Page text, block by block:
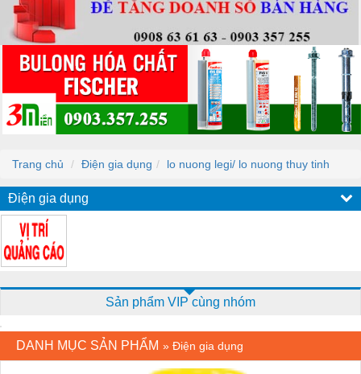
Trang chủ Điện gia dụng lo nuong legi/ lo nuong thuy tinh
Điện gia dụng
Sản phẩm VIP cùng nhóm
DANH MỤC SẢN PHẨM » Điện gia dụng